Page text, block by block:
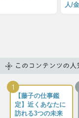
人/
このコンテンツの人
1
【藤子の仕事鑑
定】近くあなたに
訪れる3つの未来